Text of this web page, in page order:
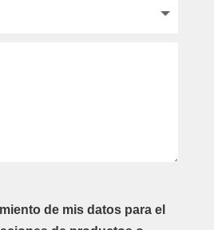
de mis datos para el